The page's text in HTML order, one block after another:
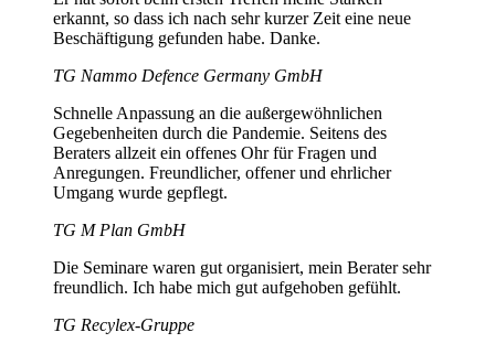
erkannt, so dass ich nach sehr kurzer Zeit eine neue
Beschäftigung gefunden habe. Danke.
TG Nammo Defence Germany GmbH
Schnelle Anpassung an die außergewöhnlichen
Gegebenheiten durch die Pandemie. Seitens des
Beraters allzeit ein offenes Ohr für Fragen und
Anregungen. Freundlicher, offener und ehrlicher
Umgang wurde gepflegt.
TG M Plan GmbH
Die Seminare waren gut organisiert, mein Berater sehr
freundlich. Ich habe mich gut aufgehoben gefühlt.
TG Recylex-Gruppe